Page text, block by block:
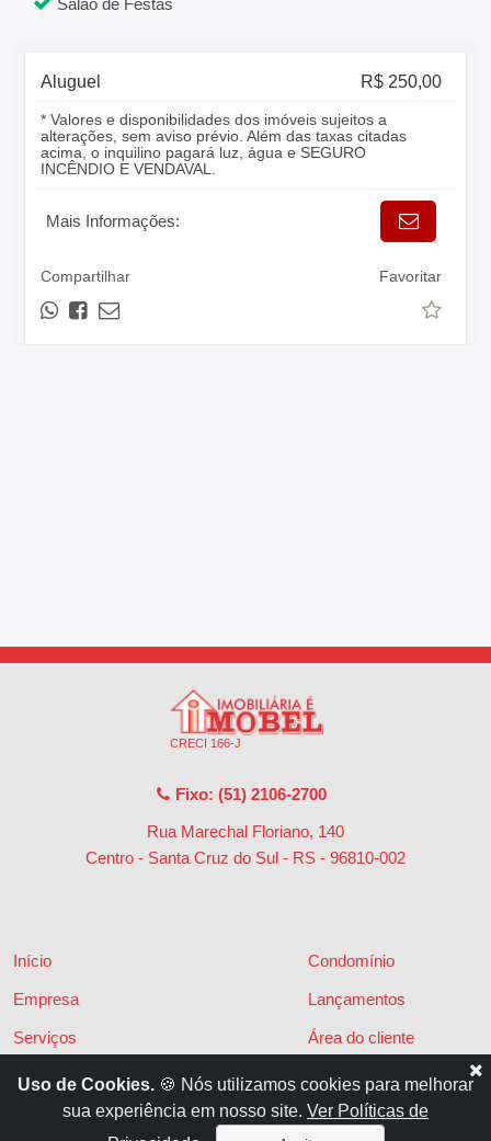
Salão de Festas
Aluguel R$ 250,00
* Valores e disponibilidades dos imóveis sujeitos a
alterações, sem aviso prévio. Além das taxas citadas
acima, o inquilino pagará luz, água e SEGURO
INCÊNDIO E VENDAVAL.
Mais Informações:
Compartilhar Favoritar
CRECI 166-J
Fixo: (51) 2106-2700
Rua Marechal Floriano, 140
Centro - Santa Cruz do Sul - RS - 96810-002
Início
Empresa
Serviços
Financiamentos
Locações
Condomínio
Lançamentos
Área do cliente
Políticas de privacidade
Contato
Uso de Cookies. 🍪 Nós utilizamos cookies para melhorar
sua experiência em nosso site. Ver Políticas de